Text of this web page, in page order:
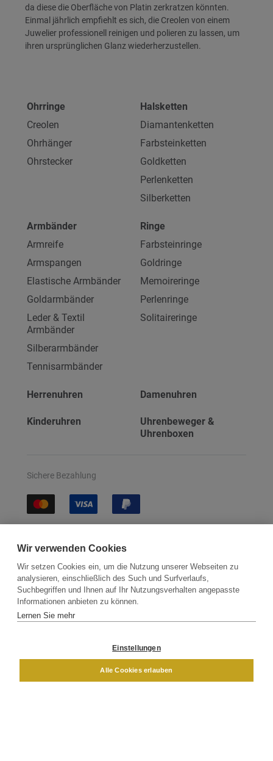
da diese die Oberfläche von Platin zerkratzen könnten.
Einmal jährlich empfiehlt es sich, die Creolen von einem
Juwelier professionell reinigen und polieren zu lassen, um
ihren ursprünglichen Glanz wiederherzustellen.
Ohrringe
Creolen
Ohrhänger
Ohrstecker
Halsketten
Diamantenketten
Farbsteinketten
Goldketten
Perlenketten
Silberketten
Armbänder
Armreife
Armspangen
Elastische Armbänder
Goldarmbänder
Leder & Textil
Armbänder
Silberarmbänder
Tennisarmbänder
Ringe
Farbsteinringe
Goldringe
Memoireringe
Perlenringe
Solitaireringe
Herrenuhren Damenuhren
Kinderuhren
Uhrenbeweger &
Uhrenboxen
Sichere Bezahlung
Kontakt Newsletter Partner
Versand
DAMEN
Wir verwenden Cookies
Wir setzen Cookies ein, um die Nutzung unserer Webseiten zu
analysieren, einschließlich des Such und Surfverlaufs,
Suchbegriffen und Ihnen auf Ihr Nutzungsverhalten angepasste
Informationen anbieten zu können.
Lernen Sie mehr
Einstellungen
Alle Cookies erlauben